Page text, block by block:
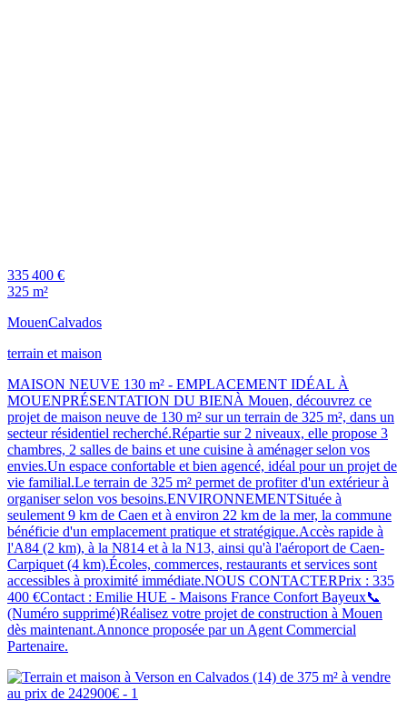
335 400 €
325 m²
MouenCalvados
terrain et maison
MAISON NEUVE 130 m² - EMPLACEMENT IDÉAL À
MOUENPRÉSENTATION DU BIENÀ Mouen, découvrez ce
projet de maison neuve de 130 m² sur un terrain de 325 m², dans un
secteur résidentiel recherché.Répartie sur 2 niveaux, elle propose 3
chambres, 2 salles de bains et une cuisine à aménager selon vos
envies.Un espace confortable et bien agencé, idéal pour un projet de
vie familial.Le terrain de 325 m² permet de profiter d'un extérieur à
organiser selon vos besoins.ENVIRONNEMENTSituée à
seulement 9 km de Caen et à environ 22 km de la mer, la commune
bénéficie d'un emplacement pratique et stratégique.Accès rapide à
l'A84 (2 km), à la N814 et à la N13, ainsi qu'à l'aéroport de Caen-
Carpiquet (4 km).Écoles, commerces, restaurants et services sont
accessibles à proximité immédiate.NOUS CONTACTERPrix : 335
400 €Contact : Emilie HUE - Maisons France Confort Bayeux📞
(Numéro supprimé)Réalisez votre projet de construction à Mouen
dès maintenant.Annonce proposée par un Agent Commercial
Partenaire.